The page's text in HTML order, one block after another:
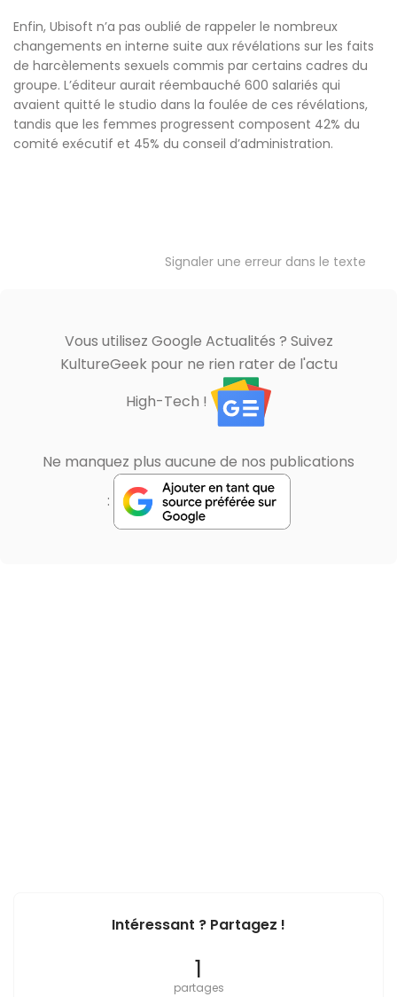
Enfin, Ubisoft n’a pas oublié de rappeler le nombreux
changements en interne suite aux révélations sur les faits
de harcèlements sexuels commis par certains cadres du
groupe. L’éditeur aurait réembauché 600 salariés qui
avaient quitté le studio dans la foulée de ces révélations,
tandis que les femmes progressent composent 42% du
comité exécutif et 45% du conseil d’administration.
Signaler une erreur dans le texte
Vous utilisez Google Actualités ? Suivez
KultureGeek pour ne rien rater de l'actu
High-Tech !
Ne manquez plus aucune de nos publications
:
Intéressant ? Partagez !
1
partages